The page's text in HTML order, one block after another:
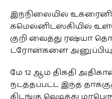
இந்நிலையில்
க்மெல்னிட்ஸ்கியில்
குறி வைத்து ரஷ்யா
ட்ரோன்களை
மே 12 ஆம் திகதி
நடத்தப்பட்ட இந்த